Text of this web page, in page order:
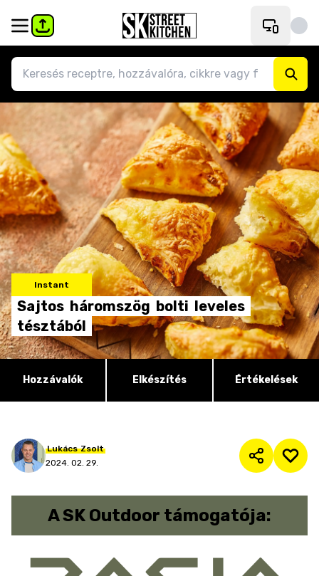
Instant
Sajtos háromszög bolti leveles
tésztából
Hozzávalók Elkészítés Értékelések
Lukács Zsolt
2024. 02. 29.
ASK Outdoor támogatója: